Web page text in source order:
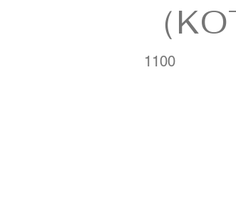
（
1100